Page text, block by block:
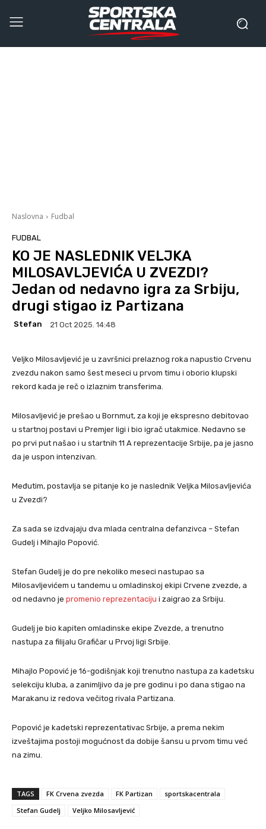
Naslovna Fudbal
FUDBAL
KO JE NASLEDNIK VELJKA
MILOSAVLJEVIĆA U ZVEZDI?
Jedan od nedavno igra za Srbiju,
drugi stigao iz Partizana
Stefan 21 Oct 2025. 14:48
Veljko Milosavljević je u završnici prelaznog roka napustio Crvenu
zvezdu nakon samo šest meseci u prvom timu i oborio klupski
rekord kada je reč o izlaznim transferima.
Milosavljević je prešao u Bornmut, za koji je ekspresno debitovao
u startnoj postavi u Premjer ligi i bio igrač utakmice. Nedavno se
po prvi put našao i u startnih 11 A reprezentacije Srbije, pa je jasno
da je uspon intenzivan.
Međutim, postavlja se pitanje ko je naslednik Veljka Milosavljevića
u Zvezdi?
Za sada se izdvajaju dva mlada centralna defanzivca – Stefan
Gudelj i Mihajlo Popović.
Stefan Gudelj je do pre nekoliko meseci nastupao sa
Milosavljevićem u tandemu u omladinskoj ekipi Crvene zvezde, a
od nedavno je promenio reprezentaciju i zaigrao za Srbiju.
Gudelj je bio kapiten omladinske ekipe Zvezde, a trenutno
nastupa za filijalu Grafičar u Prvoj ligi Srbije.
Mihajlo Popović je 16-godišnjak koji trenutno nastupa za kadetsku
selekciju kluba, a zanimljivo da je pre godinu i po dana stigao na
Marakanu iz redova večitog rivala Partizana.
Popović je kadetski reprezentativac Srbije, a prema nekim
izveštajima postoji mogućnost da dobije šansu u prvom timu već
na zimu.
TAGS FK Crvena zvezda FK Partizan
sportskacentrala
Stefan Gudelj
Veljko Milosavljević